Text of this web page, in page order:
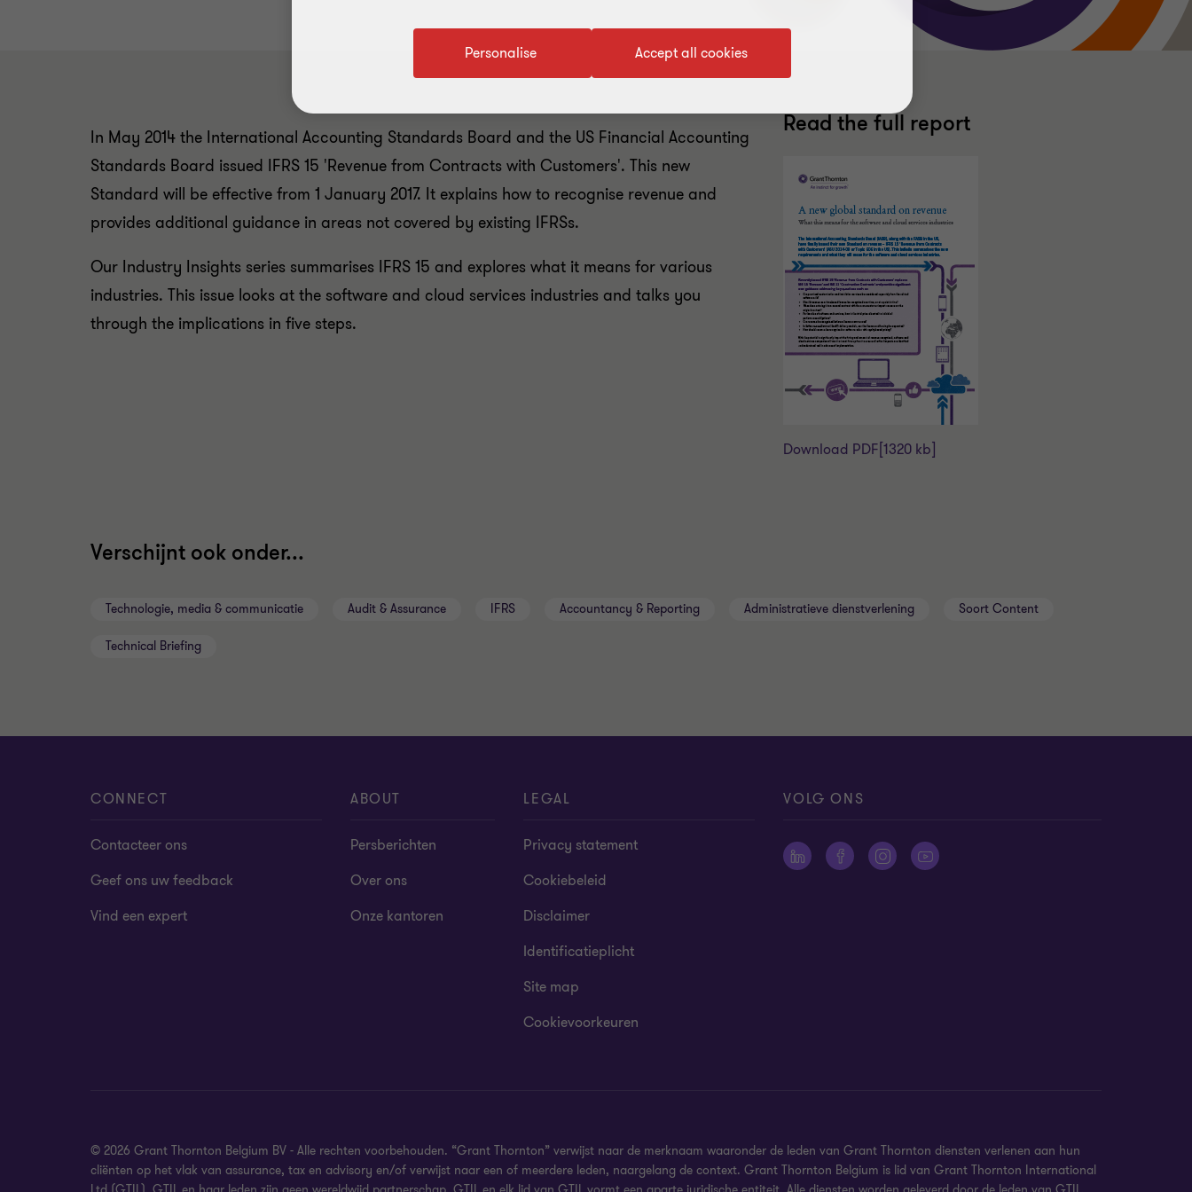
In May 2014 the International Accounting Standards Board and the US Financial Accounting
Standards Board issued IFRS 15 'Revenue from Contracts with Customers'. This new
Standard will be effective from 1 January 2017. It explains how to recognise revenue and
provides additional guidance in areas not covered by existing IFRSs.
Our Industry Insights series summarises IFRS 15 and explores what it means for various
industries. This issue looks at the software and cloud services industries and talks you
through the implications in five steps.
Read the full report
Download PDF [1320 kb]
Verschijnt ook onder...
Technologie, media & communicatie Audit & Assurance IFRS Accountancy & Reporting Administratieve dienstverlening Soort Content
Technical Briefing
CONNECT
Contacteer ons
Geef ons uw feedback
Vind een expert
ABOUT
Persberichten
Over ons
Onze kantoren
LEGAL
Privacy statement
Cookiebeleid
Disclaimer
Identificatieplicht
Site map
Cookievoorkeuren
VOLG ONS
© 2026 Grant Thornton Belgium BV - Alle rechten voorbehouden. “Grant Thornton” verwijst naar de merknaam waaronder de leden van Grant Thornton diensten verlenen aan hun
cliënten op het vlak van assurance, tax en advisory en/of verwijst naar een of meerdere leden, naargelang de context. Grant Thornton Belgium is lid van Grant Thornton International
Accept all cookies
Personalise